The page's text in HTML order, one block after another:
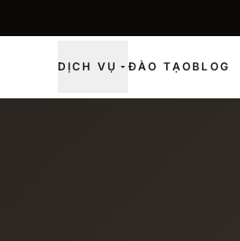
DỊCH VỤ ĐÀO TẠOBLOG